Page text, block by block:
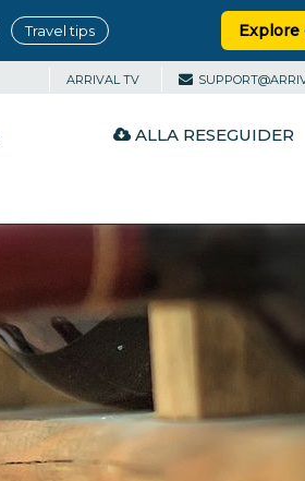
Travel tips Explore
ARRIVAL TV
ALLA RESEGUIDER